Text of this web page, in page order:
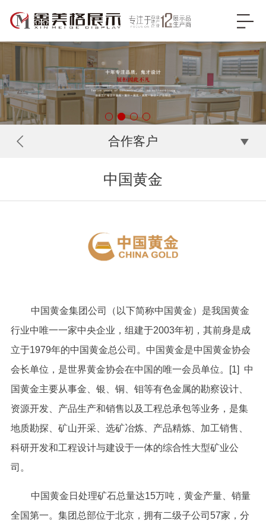
合作客户
中国黄金
中国黄金集团公司（以下简称中国黄金）是我国黄金
行业中唯一一家中央企业，组建于2003年初，其前身是成
立于1979年的中国黄金总公司。中国黄金是中国黄金协会
会长单位，是世界黄金协会在中国的唯一会员单位。[1] 中
国黄金主要从事金、银、铜、钼等有色金属的勘察设计、
资源开发、产品生产和销售以及工程总承包等业务，是集
地质勘探、矿山开采、选矿冶炼、产品精炼、加工销售、
科研开发和工程设计与建设于一体的综合性大型矿业公
司。
中国黄金日处理矿石总量达15万吨，黄金产量、销量
全国第一。集团总部位于北京，拥有二级子公司57家，分